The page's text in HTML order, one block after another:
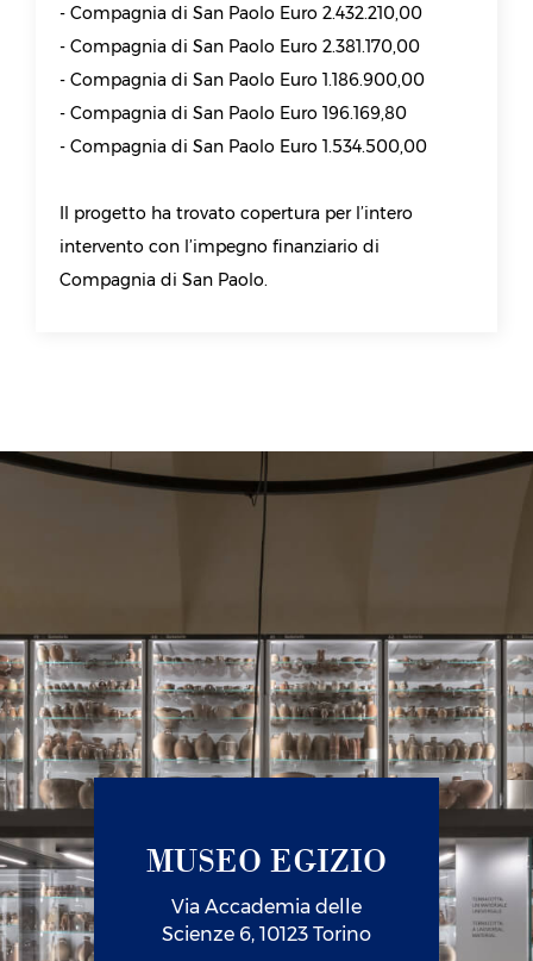
- Compagnia di San Paolo Euro 2.432.210,00
- Compagnia di San Paolo Euro 2.381.170,00
- Compagnia di San Paolo Euro 1.186.900,00
- Compagnia di San Paolo Euro 196.169,80
- Compagnia di San Paolo Euro 1.534.500,00
Il progetto ha trovato copertura per l’intero
intervento con l’impegno finanziario di
Compagnia di San Paolo.
MUSEO EGIZIO
Via Accademia delle
Scienze 6, 10123 Torino